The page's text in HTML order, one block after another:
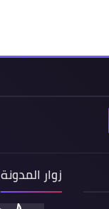
زوار المدونة